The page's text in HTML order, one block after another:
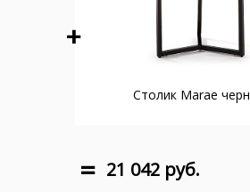
Столик Marae
21 042 руб.